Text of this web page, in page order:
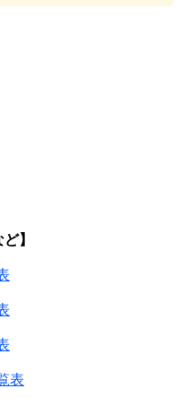
】
表